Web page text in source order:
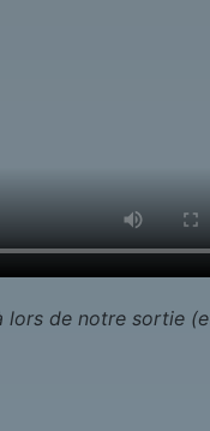
de notre sortie